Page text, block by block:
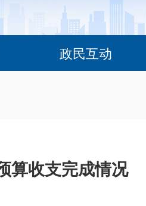
政民互动
算收支完成情况